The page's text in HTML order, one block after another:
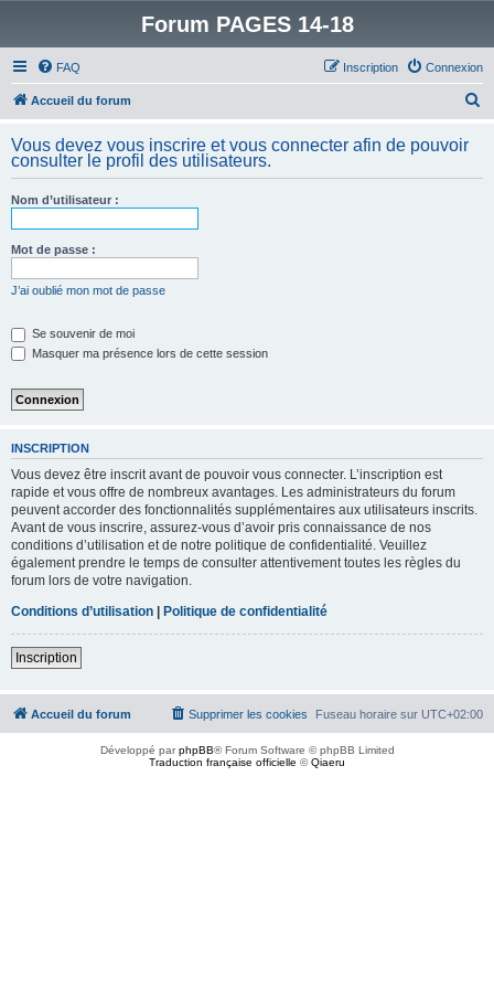
Forum PAGES 14-18
FAQ Connexion
Inscription
Accueil du forum
h
Vous devez vous inscrire et vous connecter afin de pouvoir
consulter le profil des utilisateurs.
Nom d’utilisateur :
Mot de passe :
J’ai oublié mon mot de passe
Se souvenir de moi
Masquer ma présence lors de cette session
INSCRIPTION
Vous devez être inscrit avant de pouvoir vous connecter. L’inscription est
rapide et vous offre de nombreux avantages. Les administrateurs du forum
peuvent accorder des fonctionnalités supplémentaires aux utilisateurs inscrits.
Avant de vous inscrire, assurez-vous d’avoir pris connaissance de nos
conditions d’utilisation et de notre politique de confidentialité. Veuillez
également prendre le temps de consulter attentivement toutes les règles du
forum lors de votre navigation.
Conditions d’utilisation | Politique de confidentialité
Inscription
Accueil du forum Fuseau horaire sur UTC+02:00
Supprimer les cookies
Développé parphpBB® Forum Software © phpBB Limited
Traduction française officielle ©Qiaeru